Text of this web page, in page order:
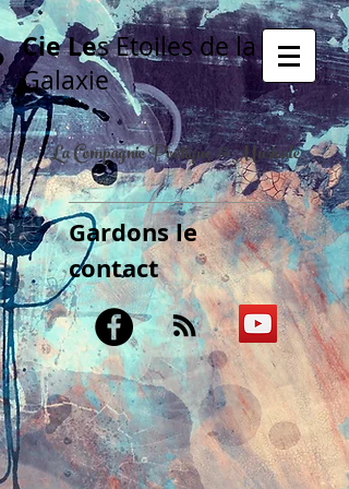
Cie Les Etoiles de la
Galaxie
La Compagnie Poétique & Musicale
Gardons le
contact